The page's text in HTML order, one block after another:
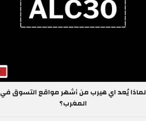
لماذا يُعد اي هيرب من أشهر مواقع التسوق في
المغرب؟